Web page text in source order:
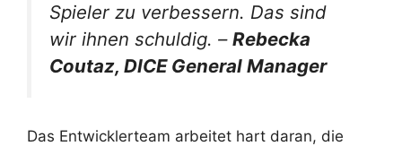
Spieler zu verbessern. Das sind
wir ihnen schuldig. – Rebecka
Coutaz, DICE General Manager
Das Entwicklerteam arbeitet hart daran, die